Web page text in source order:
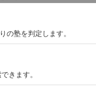
の塾を判定します。
きます。